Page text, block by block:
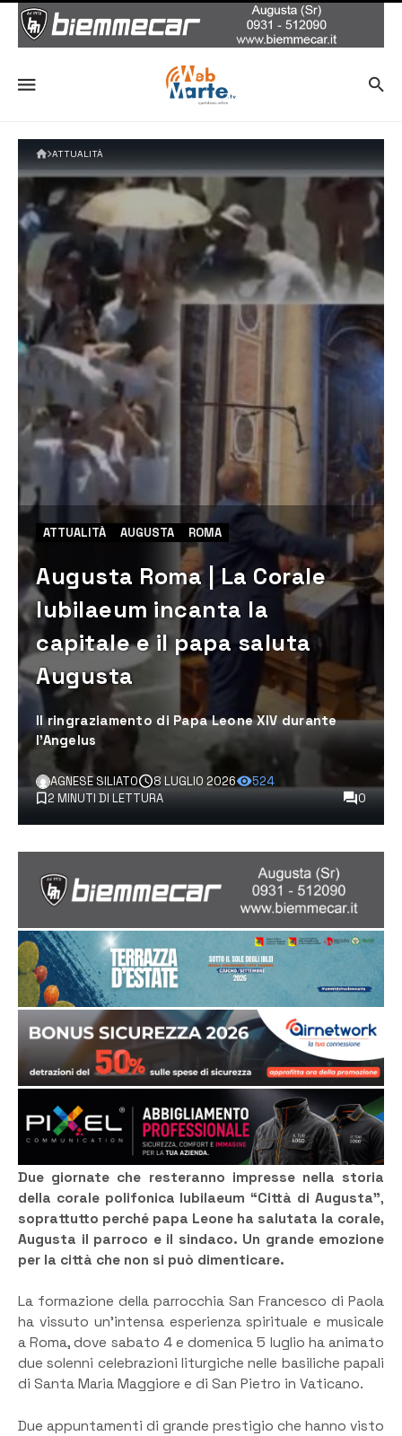
ATTUALITÀ
ATTUALITÀ AUGUSTA ROMA
Augusta Roma | La Corale
Iubilaeum incanta la
capitale e il papa saluta
Augusta
Il ringraziamento di Papa Leone XIV durante
l'Angelus
AGNESE SILIATO 8 LUGLIO 2026
524
2 MINUTI DI LETTURA
0
Due giornate che resteranno impresse nella storia
della corale polifonica Iubilaeum “Città di Augusta”,
soprattutto perché papa Leone ha salutata la corale,
Augusta il parroco e il sindaco. Un grande emozione
per la città che non si può dimenticare.
La formazione della parrocchia San Francesco di Paola
ha vissuto un’intensa esperienza spirituale e musicale
a Roma, dove sabato 4 e domenica 5 luglio ha animato
due solenni celebrazioni liturgiche nelle basiliche papali
di Santa Maria Maggiore e di San Pietro in Vaticano.
Due appuntamenti di grande prestigio che hanno visto